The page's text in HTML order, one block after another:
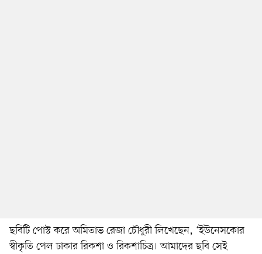
ছবিটি পোস্ট করে অমিতাভ রেজা চৌধুরী লিখেছেন, ‘ইউনেসকোর
স্বীকৃতি পেল ঢাকার রিকশা ও রিকশাচিত্র। আমাদের ছবি সেই